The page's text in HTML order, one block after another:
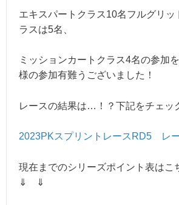
エキスパートクラス10名フルグリッ
ラスは5名、
ミッションカートクラス4名の参加
様の参加有難うございました！
レースの結果は…！？下記をチ
2023PKスプリントレースRD5 レ
現在までのシリーズポイント表は
⇓ ⇓